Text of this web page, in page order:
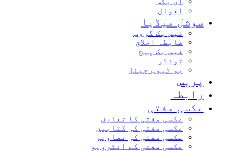
اقوال
سوشل میڈیا
فیس بک گروپ
ضابطہ اخلاق
فیس بک پیج
ٹوئٹر
یو ٹیوب چینل
پریس
رابطہ
عکسی مفتی
عکسی مفتی کا تعارف
عکسی مفتی کی کتابیں
عکسی مفتی کی تصاویر
عکسی مفتی کے انٹرویو